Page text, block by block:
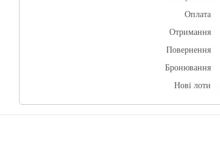
Оплата
Отримання
Повернення
Бронювання
Нові лоти